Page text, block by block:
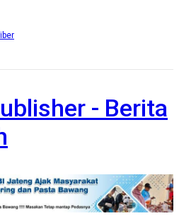
- Berita